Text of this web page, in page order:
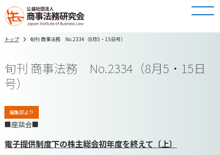
トップ 旬刊 商事法務 No.2334（8月5・15日号）
旬刊 商事法務 No.2334（8月5・15日
号）
編集部より
■座談会■
電子提供制度下の株主総会初年度を終えて〔上〕